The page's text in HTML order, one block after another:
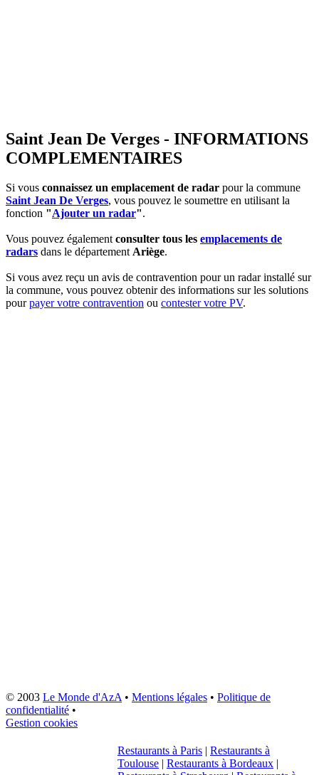
Saint Jean De Verges - INFORMATIONS
COMPLEMENTAIRES
Si vous connaissez un emplacement de radar pour la commune
Saint Jean De Verges, vous pouvez le soumettre en utilisant la
fonction "Ajouter un radar".
Vous pouvez égalementconsulter tous les emplacements de
radars dans le départementAriège.
Si vous avez reçu un avis de contravention pour un radar installé sur
la commune, vous pouvez obtenir des informations sur les solutions
pourpayer votre contravention ou contester votre PV.
© 2003 Le Monde d'AzA• Mentions légales • Politique de
confidentialité •
Gestion cookies
Restaurants à Paris | Restaurants à
Toulouse | Restaurants à Bordeaux |